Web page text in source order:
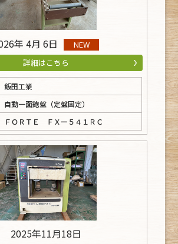
年 4月 6日
NEW
詳細はこちら
飯田工業
自動一面鉋盤（定盤固定）
ＦＯＲＴＥ ＦＸー５４１ＲＣ
2025年11月18日